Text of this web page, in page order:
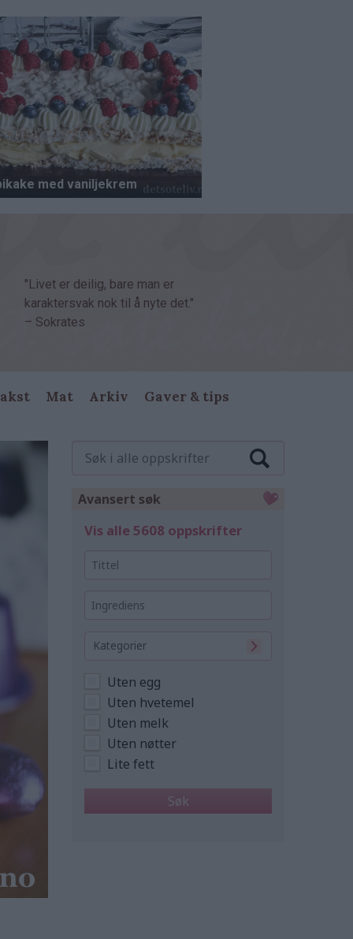
"Livet er deilig, bare man er
karaktersvak nok til å nyte det."
– Sokrates
Mat Arkiv Gaver & tips
Avansert søk
Vis alle 5608 oppskrifter
Kategorier
Uten egg
Uten hvetemel
Uten melk
Uten nøtter
Lite fett